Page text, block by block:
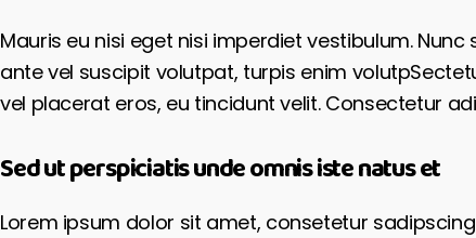
Mauris eu nisi eget nisi imperdiet vestibulum.
ante vel suscipit volutpat, turpis enim
vel placerat eros, eu tincidunt velit. Consectetur
Sed ut perspiciatis unde omnis iste natus et
Lorem ipsum dolor sit amet, consetetur